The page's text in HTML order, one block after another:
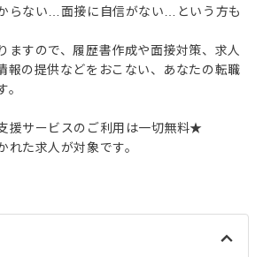
らない…面接に自信がない…という方も
ますので、履歴書作成や面接対策、求人
報の提供などをおこない、あなたの転職
援サービスのご利用は一切無料★
た求人が対象です。